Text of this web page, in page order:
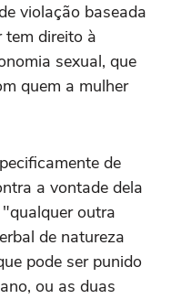
violação baseada
tem direito à
sexual, que
quem a mulher
de
a vontade dela
outra
de natureza
pode ser punido
ou as duas